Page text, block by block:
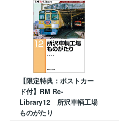
【限定特典：ポストカー
ド付】RM Re-
Library12 所沢車輌工場
ものがたり